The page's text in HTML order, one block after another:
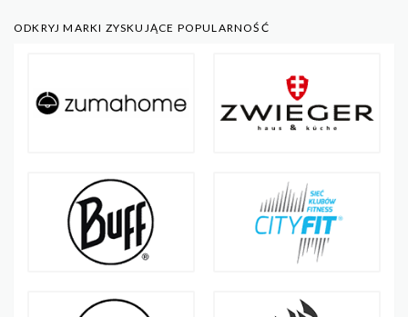
ODKRYJ MARKI ZYSKUJĄCE POPULARNOŚĆ